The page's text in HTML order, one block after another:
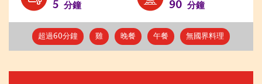
5 分鐘 90 分鐘
超過60分鐘 雞 晚餐 午餐 無國界料理